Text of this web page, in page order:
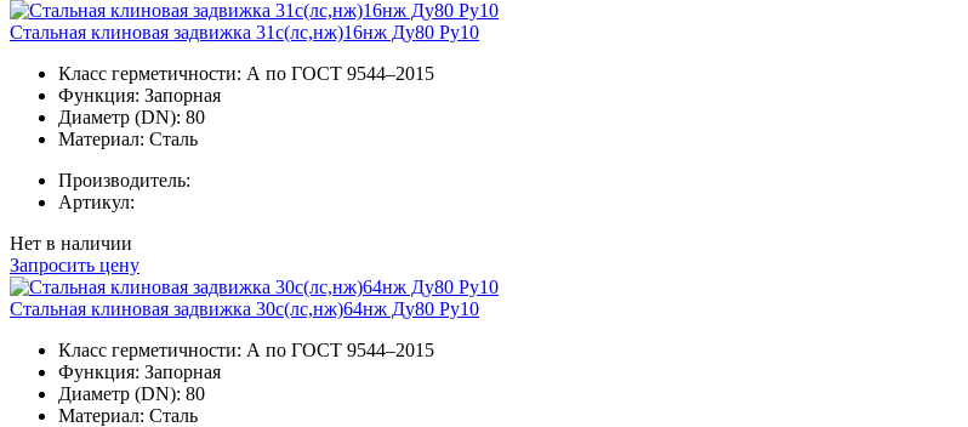
Стальная клиновая задвижка 31с(лс,нж)16нж Ду80 Ру10
Класс герметичности: А по ГОСТ 9544–2015
Функция: Запорная
Диаметр (DN): 80
Материал: Сталь
Производитель:
Артикул:
Нет в наличии
Запросить цену
Стальная клиновая задвижка 30с(лс,нж)64нж Ду80 Ру10
Класс герметичности: А по ГОСТ 9544–2015
Функция: Запорная
Диаметр (DN): 80
Материал: Сталь